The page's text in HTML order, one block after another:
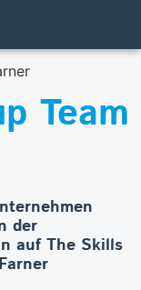
Team
der
auf The Skills